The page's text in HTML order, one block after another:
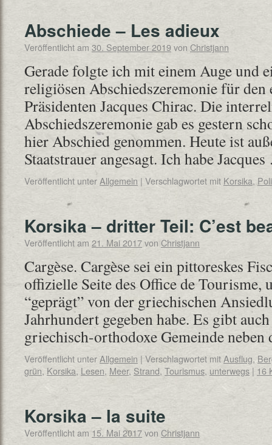
Abschiede – Les adieux
Veröffentlicht am 30. September 2019von Christjann
Gerade folgte ich mit einem Auge und
religiösen Abschiedszeremonie für den
Präsidenten Jacques Chirac. Die
Abschiedszeremonie gab es gestern
hier Abschied genommen. Heute ist
Staatstrauer angesagt. Ich habe
Veröffentlicht unterAllgemein | Verschlagwortet mit Korsika,
Korsika – dritter Teil: C’est
Veröffentlicht am 21. Mai 2017von Christjann
Cargèse. Cargèse sei ein pittoreskes
offizielle Seite des Office de Tourisme,
“geprägt” von der griechischen
Jahrhundert gegeben habe. Es gibt
griechisch-orthodoxe Gemeinde
Veröffentlicht unterAllgemein | Verschlagwortet mit Ausflug,
grün, Korsika, Lesen, Meer, Strand, Tourismus, unterwegs | 16
Korsika – la suite
Veröffentlicht am 15. Mai 2017von Christjann